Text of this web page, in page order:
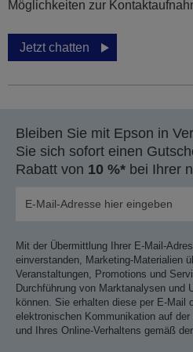
Möglichkeiten zur
Jetzt chatten
Bleiben Sie mit Epson in
Sie sich sofort einen
Rabatt von 10 %* bei Ihrer
Mit der Übermittlung Ihrer E-Mail-
einverstanden, Marketing-Materialien
Veranstaltungen, Promotions und
Durchführung von Marktanalysen und
können. Sie erhalten diese per E-Mail
elektronischen Kommunikation auf
und Ihres Online-Verhaltens gemäß der